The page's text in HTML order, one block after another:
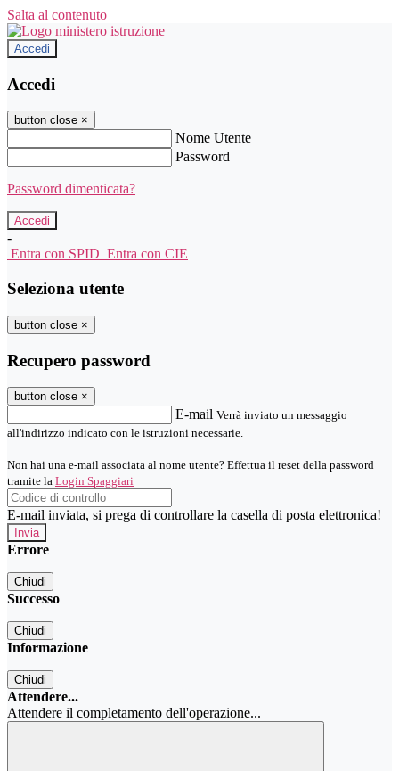
Salta al contenuto
Accedi
Accedi
button close ×
Nome Utente
Password
Password dimenticata?
-
Entra con SPID Entra con CIE
Seleziona utente
button close ×
Recupero password
button close ×
E-mail Verrà inviato un messaggio
all'indirizzo indicato con le istruzioni necessarie.
Non hai una e-mail associata al nome utente? Effettua il reset della password
tramite la Login Spaggiari
E-mail inviata, si prega di controllare la casella di posta elettronica!
Errore
Chiudi
Successo
Chiudi
Informazione
Chiudi
Attendere...
Attendere il completamento dell'operazione...